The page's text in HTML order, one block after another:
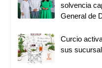
solvencia
General de
Curcio
sus